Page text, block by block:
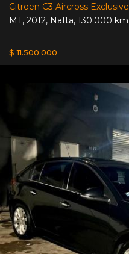
Citroen C3 Aircross Exclusive
MT, 2012, Nafta, 130.000 km.
$ 11.500.000